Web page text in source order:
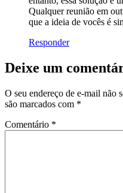
Qualquer reunião em
que a ideia de vocês é
Responder
Deixe um
O seu endereço de e-mail não
são marcados com *
Comentário *